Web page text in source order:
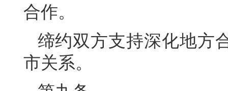
合作。
缔约双方支持深化地方
市关系。